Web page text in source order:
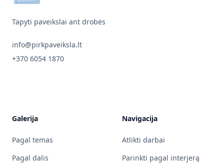
Tapyti paveikslai ant drobės
info@pirkpaveiksla.lt
+370 6054 1870
Galerija
Pagal temas
Pagal dalis
Navigacija
Atlikti darbai
Parinkti pagal interjerą